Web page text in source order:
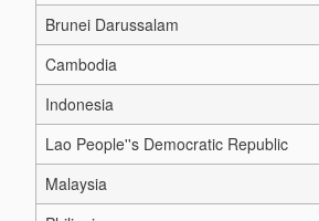
Brunei Darussalam
Cambodia
Indonesia
Lao People''s Democratic Republic
Malaysia